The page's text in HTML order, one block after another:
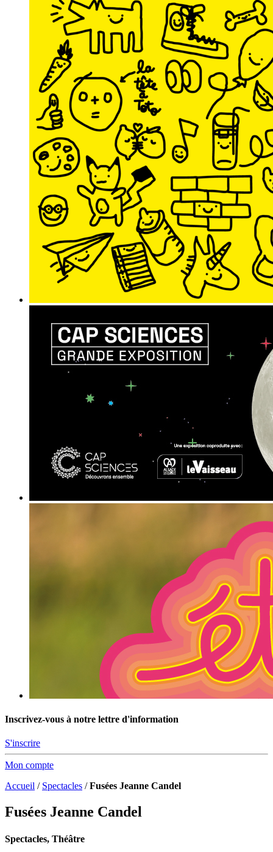
Inscrivez-vous à notre lettre d'information
S'inscrire
Mon compte
Accueil / Spectacles /Fusées Jeanne Candel
Fusées Jeanne Candel
Spectacles, Théâtre